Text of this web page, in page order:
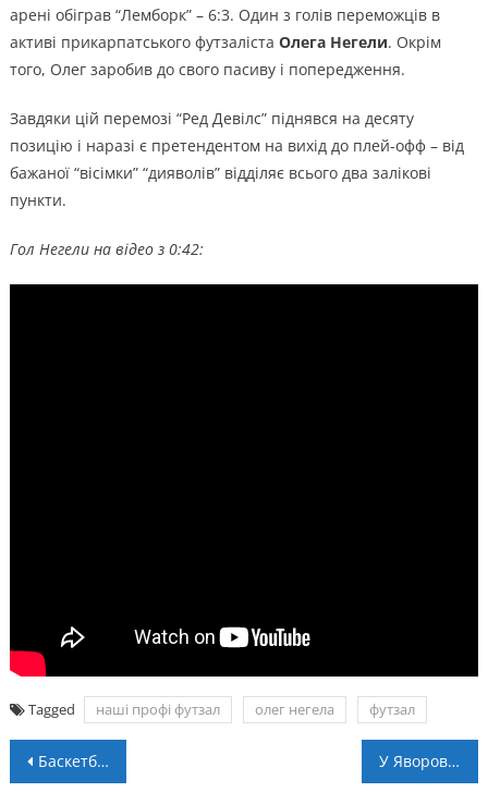
арені обіграв “Лемборк” – 6:3. Один з голів переможців в
активі прикарпатського футзаліста Олега Негели. Окрім
того, Олег заробив до свого пасиву і попередження.
Завдяки цій перемозі “Ред Девілс” піднявся на десяту
позицію і наразі є претендентом на вихід до плей-офф – від
бажаної “вісімки” “дияволів” відділяє всього два залікові
пункти.
Гол Негели на відео з 0:42:
Tagged наші профі футзал олег негела футзал
Навігація
Баскетболістка “Франківська” зіграє на Гімназіаді в Франції У Яворові завершився масштабний міні-футбольний турнір на підтримку ЗСУ